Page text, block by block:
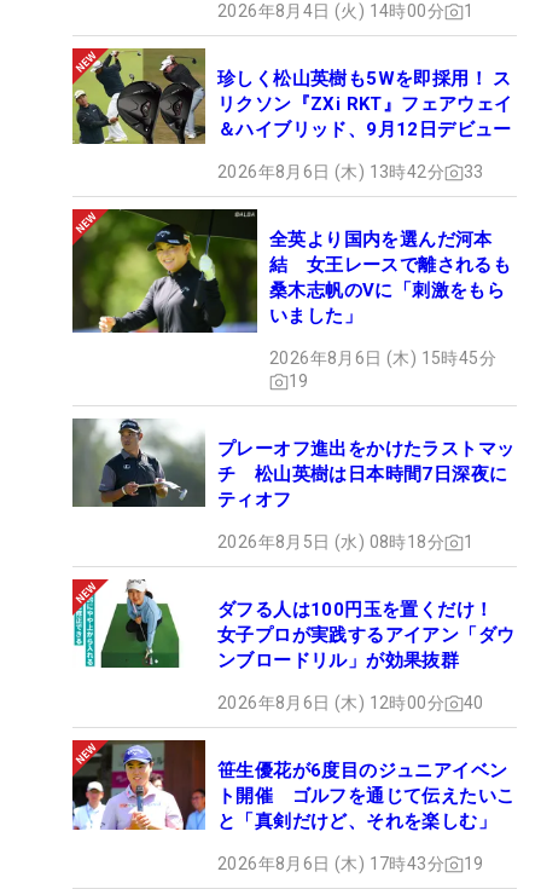
2026年8月4日 (火) 14時00分 1
珍しく松山英樹も5Wを即採用！ ス
リクソン『ZXi RKT』フェアウェイ
＆ハイブリッド、9月12日デビュー
2026年8月6日 (木) 13時42分 33
全英より国内を選んだ河本
結 女王レースで離されるも
桑木志帆のVに「刺激をもら
いました」
2026年8月6日 (木) 15時45分
19
プレーオフ進出をかけたラストマッ
チ 松山英樹は日本時間7日深夜に
ティオフ
2026年8月5日 (水) 08時18分 1
ダフる人は100円玉を置くだけ！
女子プロが実践するアイアン「ダウ
ンブロードリル」が効果抜群
2026年8月6日 (木) 12時00分 40
笹生優花が6度目のジュニアイベン
ト開催 ゴルフを通じて伝えたいこ
と「真剣だけど、それを楽しむ」
2026年8月6日 (木) 17時43分 19